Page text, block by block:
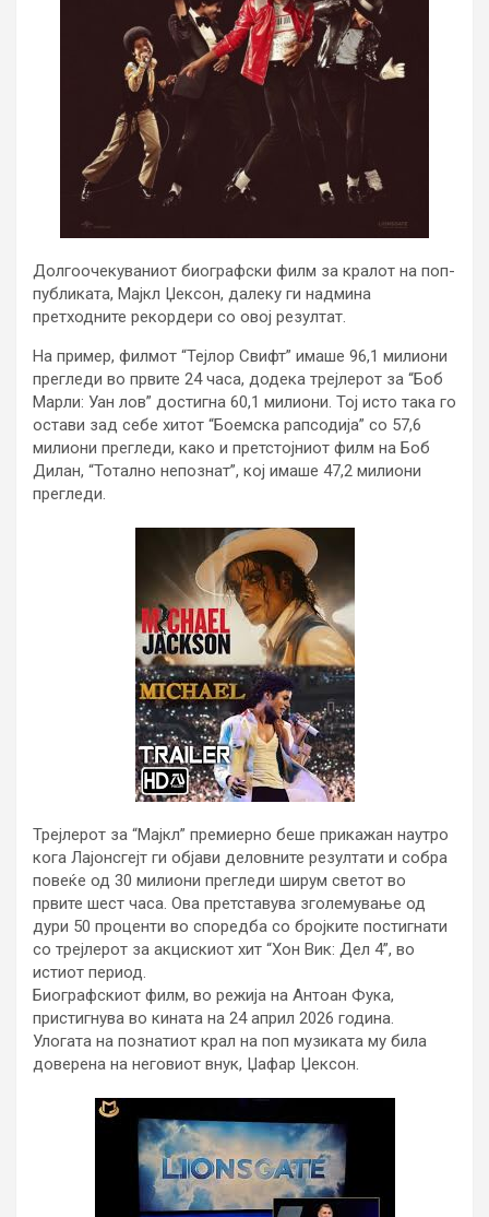
Долгоочекуваниот биографски филм за кралот на поп-
публиката, Мајкл Џексон, далеку ги надмина
претходните рекордери со овој резултат.
На пример, филмот “Тејлор Свифт” имаше 96,1 милиони
прегледи во првите 24 часа, додека трејлерот за “Боб
Марли: Уан лов” достигна 60,1 милиони. Тој исто така го
остави зад себе хитот “Боемска рапсодија” со 57,6
милиони прегледи, како и претстојниот филм на Боб
Дилан, “Тотално непознат”, кој имаше 47,2 милиони
прегледи.
Трејлерот за “Мајкл” премиерно беше прикажан наутро
кога Лајонсгејт ги објави деловните резултати и собра
повеќе од 30 милиони прегледи ширум светот во
првите шест часа. Ова претставува зголемување од
дури 50 проценти во споредба со бројките постигнати
со трејлерот за акцискиот хит “Xон Вик: Дел 4”, во
истиот период.
Биографскиот филм, во режија на Антоан Фука,
пристигнува во кината на 24 април 2026 година.
Улогата на познатиот крал на поп музиката му била
доверена на неговиот внук, Џафар Џексон.